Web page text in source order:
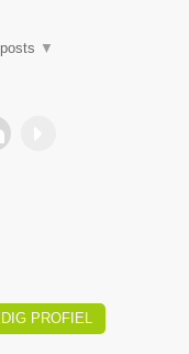
▼
PROFIEL